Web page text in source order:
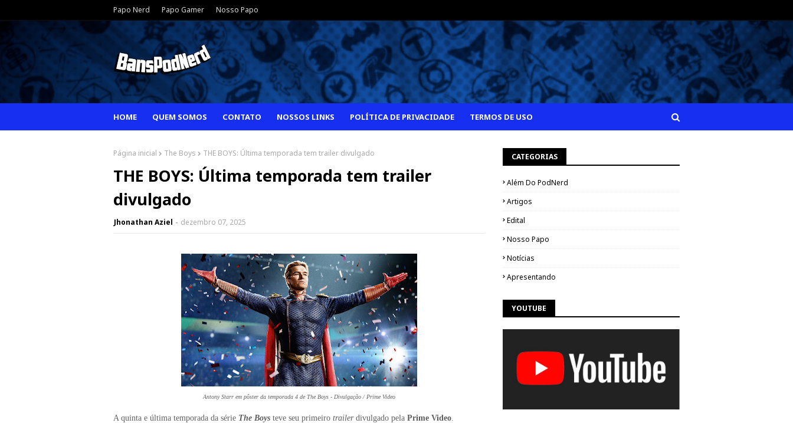
Papo Nerd Papo Gamer Nosso Papo
HOME QUEM SOMOS CONTATO NOSSOS LINKS POLÍTICA DE PRIVACIDADE TERMOS DE USO
Página inicial The Boys THE BOYS: Última temporada tem trailer divulgado
THE BOYS: Última temporada tem trailer
divulgado
Jhonathan Aziel dezembro 07, 2025
Antony Starr em pôster da temporada 4 de The Boys - Divulgação / Prime Video
A quinta e última temporada da série The Boys teve seu primeiro trailerdivulgado pela Prime Video.
CATEGORIAS
Além Do PodNerd
Artigos
Edital
Nosso Papo
Notícias
Apresentando
YOUTUBE